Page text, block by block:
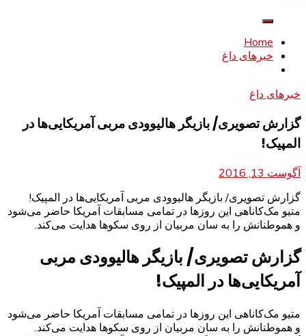
Home
خبرهای داغ
خبرهای داغ
گزارش تصویری/ بازیگر هالیوودی مربی آمریکایی‌ها در
المپیک!
آگوست 13, 2016
گزارش تصویری/ بازیگر هالیوودی مربی آمریکایی‌ها در المپیک!
متیو مک‌کاناهی این روزها در تمامی مسابقات آمریکا حاضر می‌شود
و هموطنانش را به سان مربيان از روی سكوها هدايت می‌كند.
گزارش تصویری/ بازیگر هالیوودی مربی
آمریکایی‌ها در المپیک!
متیو مک‌کاناهی این روزها در تمامی مسابقات آمریکا حاضر می‌شود
و هموطنانش را به سان مربيان از روی سكوها هدايت می‌كند.